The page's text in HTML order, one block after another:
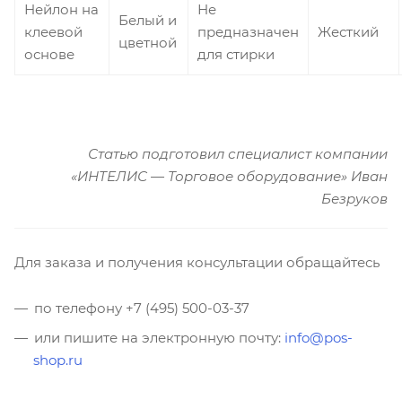
Нейлон на
клеевой
основе
Белый и
цветной
Не
предназначен
для стирки
Жесткий
Статью подготовил специалист компании
«ИНТЕЛИС — Торговое оборудование» Иван
Безруков
Для заказа и получения консультации обращайтесь
по телефону +7 (495) 500-03-37
или пишите на электронную почту: info@pos-
shop.ru